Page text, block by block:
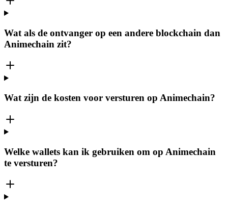
Wat als de ontvanger op een andere blockchain dan
Animechain zit?
Wat zijn de kosten voor versturen op Animechain?
Welke wallets kan ik gebruiken om op Animechain
te versturen?